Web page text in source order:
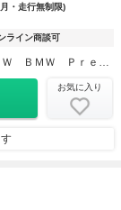
・走行無制限)
ライン商談可
お気に入り